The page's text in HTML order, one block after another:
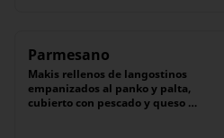
Parmesano
Makis rellenos de langostinos
empanizados al panko y palta,
cubierto con pescado y queso